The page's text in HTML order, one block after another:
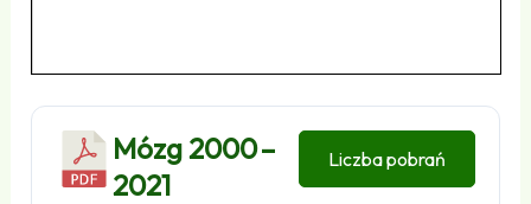
Mózg 2000 –
2021
Liczba pobrań